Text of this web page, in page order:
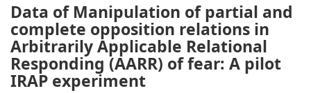
Data of Manipulation of partial and
complete opposition relations in
Arbitrarily Applicable Relational
Responding (AARR) of fear: A pilot
IRAP experiment